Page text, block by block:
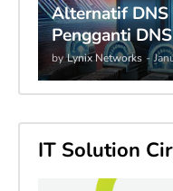
Alternatif DNS
Pengganti
by Lynix Networks -
IT Solution